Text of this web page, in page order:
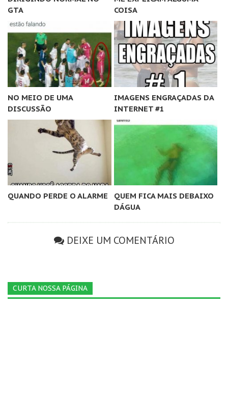
GTA
COISA
NO MEIO DE UMA
DISCUSSÃO
IMAGENS ENGRAÇADAS DA
INTERNET #1
QUANDO PERDE O ALARME
QUEM FICA MAIS DEBAIXO
DÁGUA
DEIXE UM COMENTÁRIO
CURTA NOSSA PÁGINA